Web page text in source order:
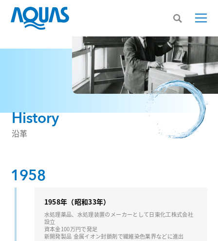
History
沿革
1958
1958年（昭和33年）
⽔処理薬品、⽔処理装置のメーカーとして⽇東化⼯株式会社
設⽴
資本⾦100万円で発⾜
新開発製品 ⾦属イオン封鎖剤で繊維染⾊業界などに進出